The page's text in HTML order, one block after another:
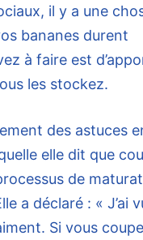
il y a une
bananes durent
à faire est
les stockez.
des astuces
elle dit que
de
a déclaré : « J’ai
Si vous